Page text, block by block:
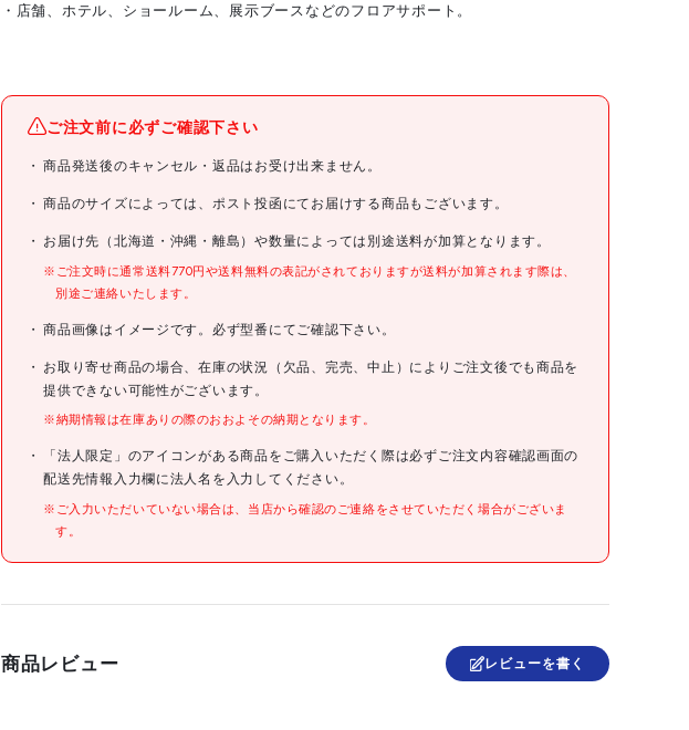
・店舗、ホテル、ショールーム、展示ブースなどのフロアサポート。
ブランド名 SUGATSUNE
商品名
SUGATSUNE (270180923)DPH5PCブゾン ペデスタルシス
テム※在庫限り
型式 DPH5PC
メーカー希望小売価格 6090円(税抜)
JANコード 4510932005166
●高さ(mm):100～170
●ヘッド径(mm):155
●耐荷重:1000kg/4個使用
材質/仕上 ●ポリカーボネート(PC)
セット内容/付属品
ご注文前に必ずご確認下さい
商品発送後のキャンセル・返品はお受け出来ません。
商品のサイズによっては、ポスト投函にてお届けする商品もございます。
お届け先（北海道・沖縄・離島）や数量によっては別途送料が加算となります。
※ご注文時に通常送料770円や送料無料の表記がされておりますが送料が加算されます際は、
別途ご連絡いたします。
商品画像はイメージです。必ず型番にてご確認下さい。
お取り寄せ商品の場合、在庫の状況（欠品、完売、中止）によりご注文後でも商品を
提供できない可能性がございます。
※納期情報は在庫ありの際のおおよその納期となります。
「法人限定」のアイコンがある商品をご購入いただく際は必ずご注文内容確認画面の
配送先情報入力欄に法人名を入力してください。
※ご入力いただいていない場合は、当店から確認のご連絡をさせていただく場合がございま
す。
商品レビュー レビューを書く